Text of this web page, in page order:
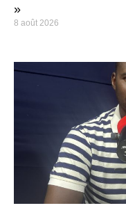
»
8 août 2026